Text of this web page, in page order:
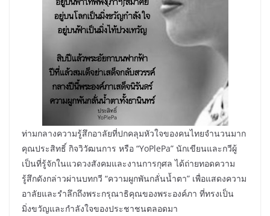
ท่ามกลางความรู้สึกอาลัยที่ปกคลุมหัวใจของคนไทยจำนวนมาก
คุณประสิทธิ์ กิจวิวัฒนการ หรือ “YoPlePa” นักเขียนและกวีผู้
เป็นที่รู้จักในแวดวงสังคมและงานการกุศล ได้ถ่ายทอดความ
รู้สึกดังกล่าวผ่านบทกวี “ความผูกพันกลั่นน้ำตา” เพื่อแสดงความ
อาลัยและรำลึกถึงพระกรุณาธิคุณของพระองค์ภา ที่ทรงเป็น
มิ่งขวัญและกำลังใจของประชาชนตลอดมา